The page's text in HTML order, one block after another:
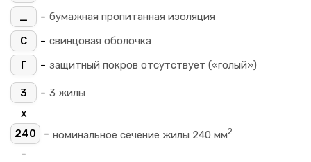
_
- бумажная пропитанная изоляция
С
- свинцовая оболочка
Г
- защитный покров отсутствует («голый»)
3 - 3 жилы
х
240 - номинальное сечение жилы 240 мм2
-